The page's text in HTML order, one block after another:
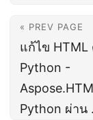
« PREV PAGE
แก้ไข HTML
Python -
Python ผ่าน